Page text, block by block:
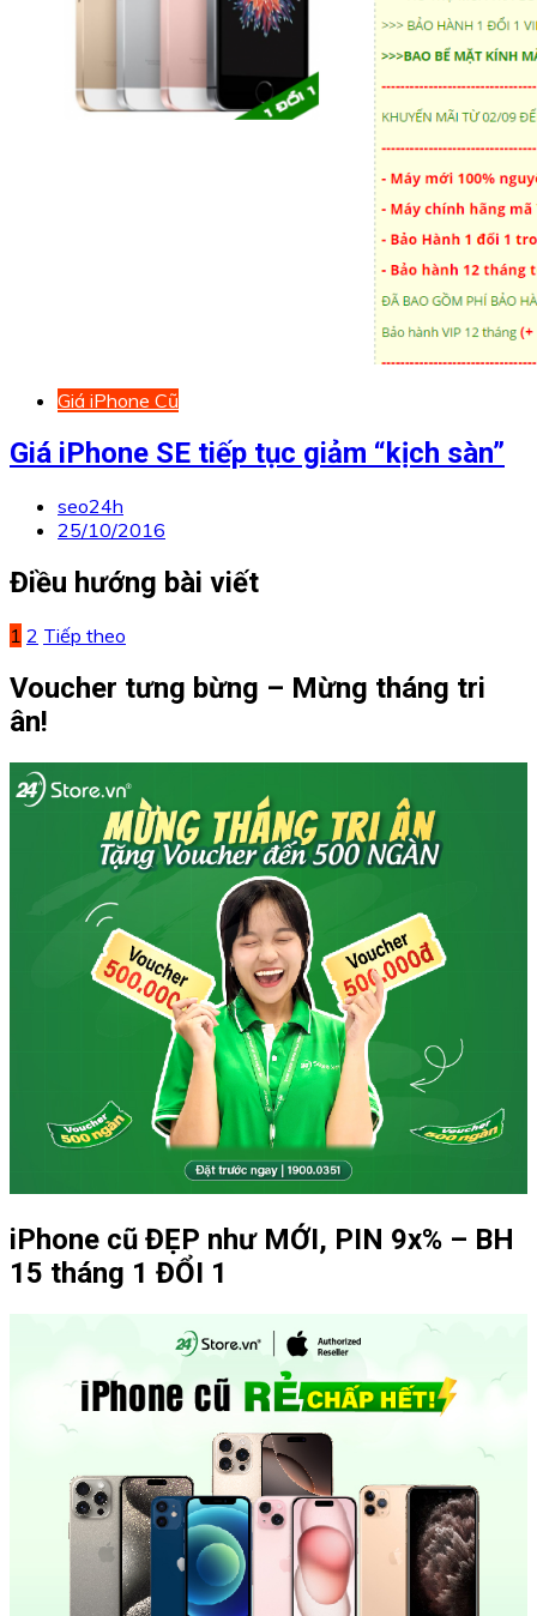
Giá iPhone Cũ
Giá iPhone SE tiếp tục giảm “kịch sàn”
seo24h
25/10/2016
Điều hướng bài viết
1 2 Tiếp theo
Voucher tưng bừng – Mừng tháng tri
ân!
iPhone cũ ĐẸP như MỚI, PIN 9x% – BH
15 tháng 1 ĐỔI 1